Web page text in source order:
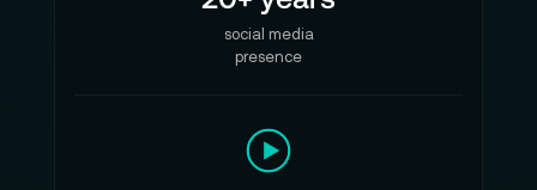
social media
presence